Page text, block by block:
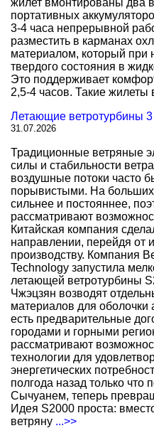
жилет вмонтированы два
портативных
3-4 часа непрерывной
разместить в карманах
материалом, который при
твердого состояния в
Это поддерживает
2,5-4 часов. Такие жилеты
Летающие ветротурбины
31.07.2026
Традиционные ветряные
силы и стабильности
воздушные потоки часто
порывистыми. На
сильнее и постояннее,
рассматривают
Китайская компания
направлении, перейдя от
производству. Компания
Technology запустила
летающей ветротурбины
Чжэцзян возводят
материалов для
есть предварительные
городами и горными
рассматривают
технологии для
энергетических
полгода назад только что
Сычуанем, теперь
Идея S2000 проста:
ветряну ...>>